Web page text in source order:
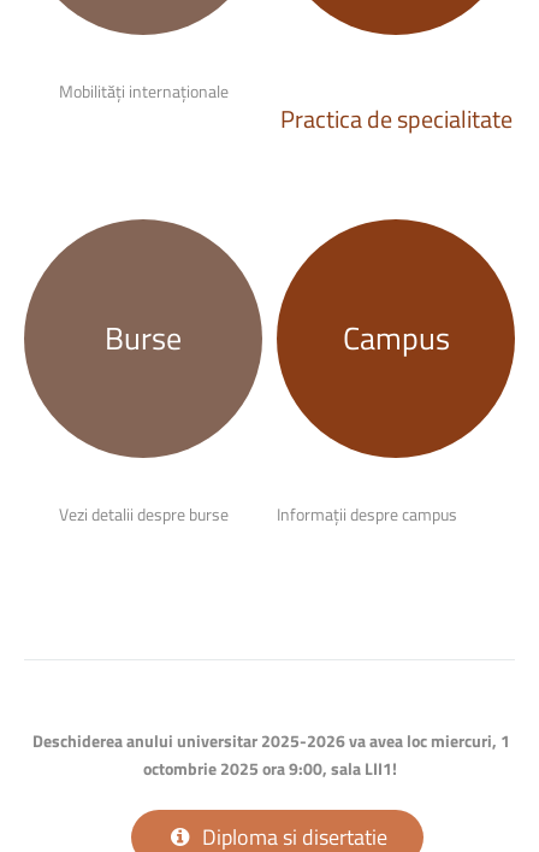
Mobilități internaționale
Practicadespecialitate
Burse
Vezi detalii despre burse
Campus
Informații despre campus
Deschiderea anului universitar 2025-2026 va avea loc miercuri, 1
octombrie 2025 ora 9:00, sala LII1!
Diploma si disertatie